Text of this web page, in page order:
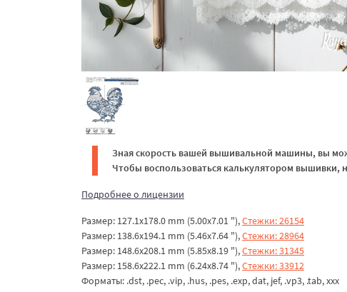
Зная скорость вашей вышивальной машины, вы
Чтобы воспользоваться калькулятором вышивки,
Подробнее о лицензии
Размер: 127.1x178.0 mm (5.00x7.01 "),Стежки: 26154
Размер: 138.6x194.1 mm (5.46x7.64 "),Стежки: 28964
Размер: 148.6x208.1 mm (5.85x8.19 "),Стежки: 31345
Размер: 158.6x222.1 mm (6.24x8.74 "),Стежки: 33912
Форматы: .dst, .pec, .vip, .hus, .pes, .exp, dat, jef, .vp3, .tab, xxx